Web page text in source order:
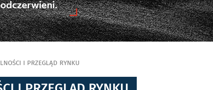
I PRZEGLĄD RYNKU